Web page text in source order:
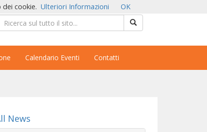
Calendario Eventi Contatti
News
cookie. Ulteriori Informazioni OK